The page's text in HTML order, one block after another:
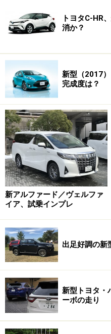
トヨタC-HR
消か？
新型（2017）
完成度は？
新アルファード／ヴェルファ
イア、試乗インプレ
出足好調の新
新型トヨタ・
ーボの走り